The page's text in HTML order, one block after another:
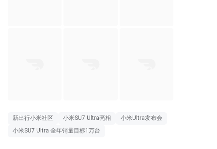
新出行小米社区 小米SU7 Ultra亮相
小米Ultra发布会
小米SU7 Ultra 全年销量目标1万台